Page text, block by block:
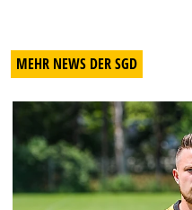
MEHR NEWS DER SGD